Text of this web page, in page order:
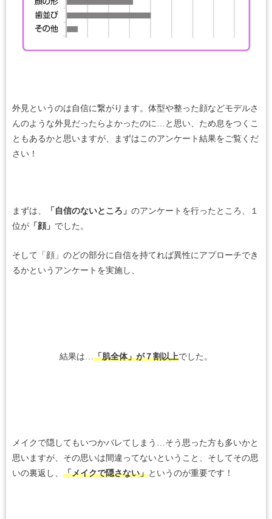
外見というのは自信に繋がります。体型や整った顔などモデルさ
んのような外見だったらよかったのに…と思い、ため息をつくこ
ともあるかと思いますが、まずはこのアンケート結果をご覧くだ
さい！
まずは、 「自信のないところ」 のアンケートを行ったところ、１
位が 「顔」 でした。
そして「顔」のどの部分に自信を持てれば異性にアプローチでき
るかというアンケートを実施し、
結果は… 「肌全体」が７割以上でした。
メイクで隠してもいつかバレてしまう…そう思った方も多いかと
思いますが、その思いは間違ってないということ、そしてその思
いの裏返し、 「メイクで隠さない」というのが重要です！